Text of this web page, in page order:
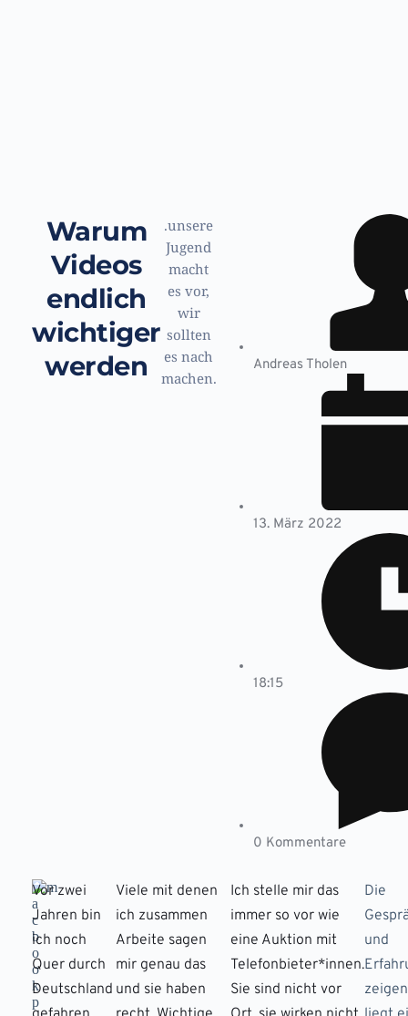
Warum
Videos
endlich
wichtiger
werden
.unsere
Jugend
macht
es vor,
wir
sollten
es nach
machen.
Andreas Tholen
13. März 2022
18:15
0 Kommentare
Vor zwei
Jahren bin
ich noch
Quer durch
Deutschland
Viele mit denen
ich zusammen
Arbeite sagen
mir genau das
und sie haben
Ich stelle mir das
immer so vor wie
eine Auktion mit
Telefonbieter*innen.
Sie sind nicht vor
Die
und